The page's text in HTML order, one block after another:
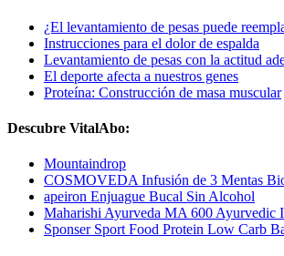
¿El levantamiento de pesas puede
Instrucciones para el dolor de espalda
Levantamiento de pesas con la actitud
El deporte afecta a nuestros genes
Proteína: Construcción de masa muscular
Descubre VitalAbo:
Mountaindrop
COSMOVEDA Infusión de 3 Mentas
apeiron Enjuague Bucal Sin Alcohol
Maharishi Ayurveda MA 600 Ayurvedic
Sponser Sport Food Protein Low Carb